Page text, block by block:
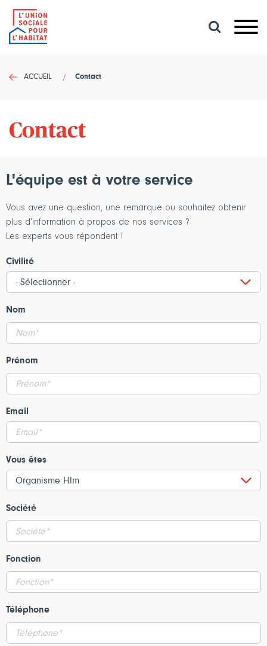
Lancer
une
ACCUEIL Contact
Contact
L'équipe est à votre service
Vous avez une question, une remarque ou souhaitez obtenir
plus d’information à propos de nos services ?
Les experts vous répondent !
Civilité
Nom
Prénom
Email
Vous êtes
Société
Fonction
Téléphone